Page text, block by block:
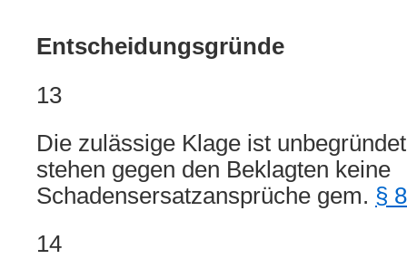
Entscheidungsgründe
13
Die zulässige Klage ist
stehen gegen den Beklagten keine
Schadensersatzansprüche gem. §
14